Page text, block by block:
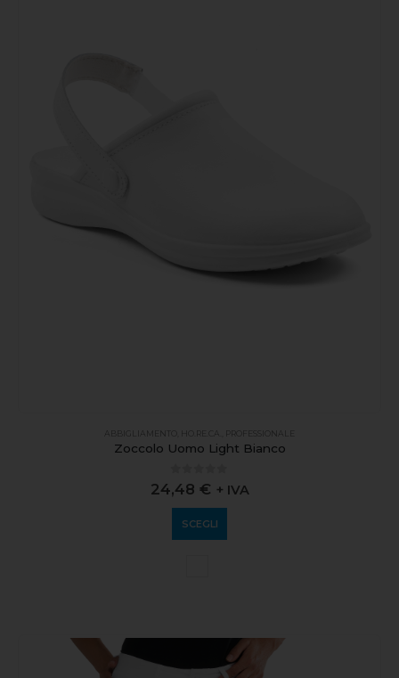
ABBIGLIAMENTO HO.RE.CA. PROFESSIONALE
Zoccolo Uomo Light Bianco
out of 5
24,48 € + IVA
SCEGLI